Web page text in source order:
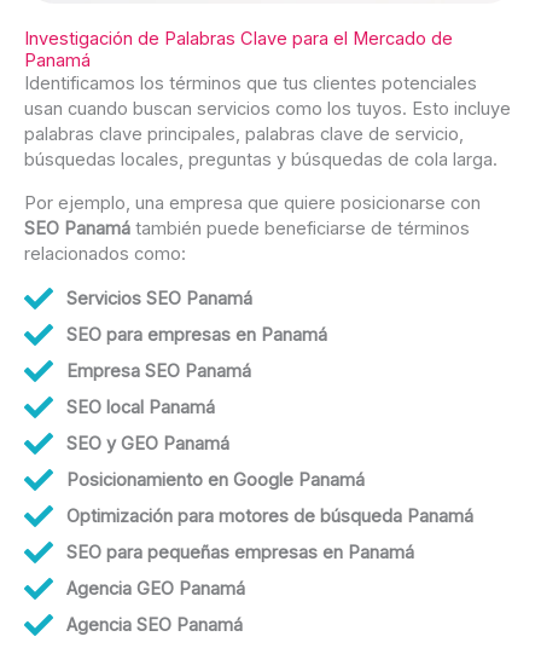
Investigación de Palabras Clave para el Mercado de
Panamá
Identificamos los términos que tus clientes potenciales
usan cuando buscan servicios como los tuyos. Esto incluye
palabras clave principales, palabras clave de servicio,
búsquedas locales, preguntas y búsquedas de cola larga.
Por ejemplo, una empresa que quiere posicionarse con
SEO Panamá también puede beneficiarse de términos
relacionados como:
Servicios SEO Panamá
SEO para empresas en Panamá
Empresa SEO Panamá
SEO local Panamá
SEO y GEO Panamá
Posicionamiento en Google Panamá
Optimización para motores de búsqueda Panamá
SEO para pequeñas empresas en Panamá
Agencia GEO Panamá
Agencia SEO Panamá